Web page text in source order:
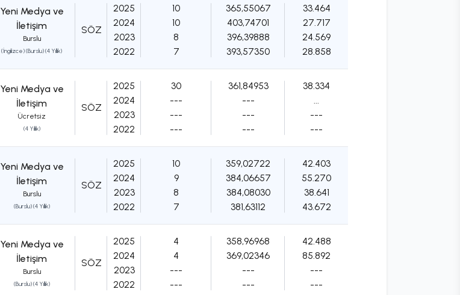
Yeni Medya ve
İletişim
Burslu
(İngilizce) (Burslu) (4 Yıllık)
SÖZ
2025
2024
2023
2022
10
10
8
7
365,55067
403,74701
396,39888
393,57350
33.464
27.717
24.569
28.858
Yeni Medya ve
İletişim
Ücretsiz
(4 Yıllık)
SÖZ
2025
2024
2023
2022
30
---
---
---
361,84953
---
---
---
38.334
...
---
---
Yeni Medya ve
İletişim
Burslu
(Burslu) (4 Yıllık)
SÖZ
2025
2024
2023
2022
10
9
8
7
359,02722
384,06657
384,08030
381,63112
42.403
55.270
38.641
43.672
Yeni Medya ve
İletişim
Burslu
(Burslu) (4 Yıllık)
SÖZ
2025
2024
2023
2022
4
4
---
---
358,96968
369,02346
---
---
42.488
85.892
---
---